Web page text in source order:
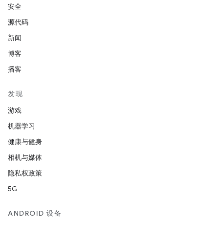
安全
源代码
新闻
博客
播客
发现
游戏
机器学习
健康与健身
相机与媒体
隐私权政策
5G
ANDROID 设备